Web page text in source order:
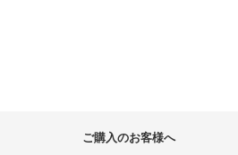
ご購入のお客様へ